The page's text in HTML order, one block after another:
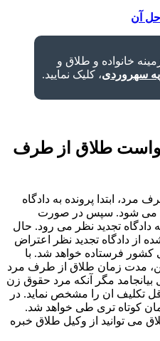
آن
خانواده و طلاق و
سهروردی، کلیک نمایید.
طلاق از طرف
مرد، ابتدا پرونده به دادگاه
می شود. سپس در صورت
دادگاه تجدید نظر می رود. حال
از دادگاه تجدید نظر اعتراض
کشور فرستاده خواهد شد. با
مدت زمان طلاق از طرف مرد
مگر آنکه مرد حقوق زن
تکلیف ان را مشخص نماید. در
کوتاه تری طی خواهد شد.
می توانید از وکیل طلاق خبره